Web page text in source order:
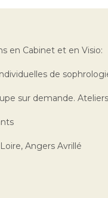
en Cabinet et en Visio:
de
sur demande. Ateliers
Angers Avrillé